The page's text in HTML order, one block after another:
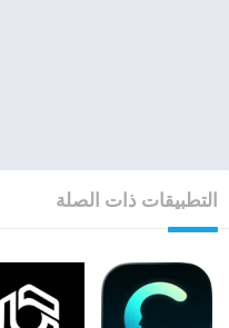
التطبيقات ذات الصلة